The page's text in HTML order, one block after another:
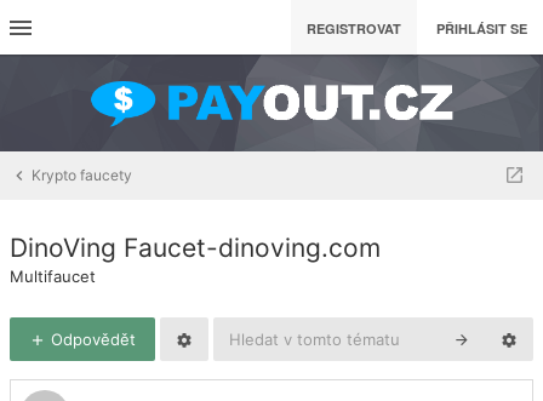
REGISTROVAT PŘIHLÁSIT SE
Krypto faucety
DinoVing Faucet-dinoving.com
Multifaucet
Odpovědět